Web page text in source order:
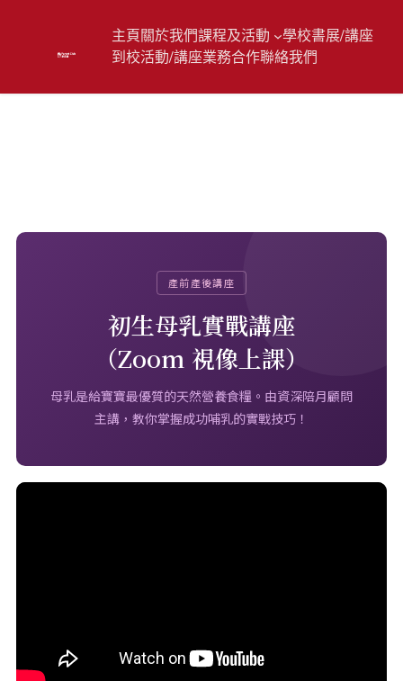
主頁關於我們課程及活動
學校書展/講座
到校活動/講座業務合作聯絡我們
產前產後講座
初生母乳實戰講座
（Zoom 視像上課）
母乳是給寶寶最優質的天然營養食糧。由資深陪月顧問
主講，教你掌握成功哺乳的實戰技巧！